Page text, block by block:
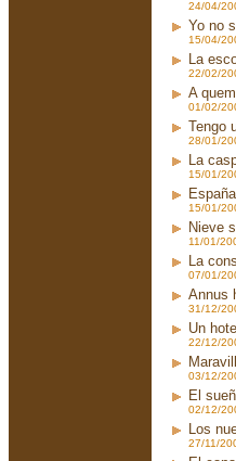
24/04/
Yo no
15/04/
La
22/02/
A
01/02/
Tengo
28/01/
La
15/01/
15/01/
Nieve
11/01/
La
07/01/
Annus
31/12/
Un
22/12/
03/12/
El
02/12/
Los
27/11/